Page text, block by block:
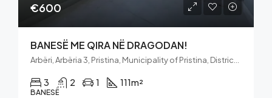
€600
BANESË ME QIRA NË DRAGODAN!
Arbëri, Arbëria 3, Pristina, Municipality of Pristina, District of Prishtina, 10000, Kosovo
3 2 1 111m²
BANESË